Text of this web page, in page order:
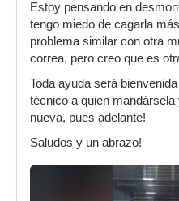
Estoy pensando en
tengo miedo de cagarla
problema similar con otra
correa, pero creo que es
Toda ayuda será
técnico a quien
nueva, pues adelante!
Saludos y un abrazo!